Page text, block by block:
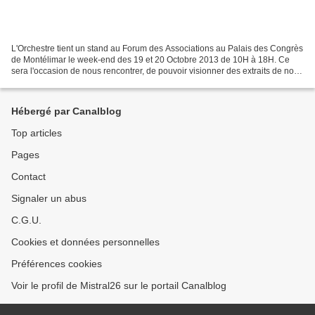
L'Orchestre tient un stand au Forum des Associations au Palais des Congrès
de Montélimar le week-end des 19 et 20 Octobre 2013 de 10H à 18H. Ce
sera l'occasion de nous rencontrer, de pouvoir visionner des extraits de notre
Hébergé par Canalblog
Top articles
Pages
Contact
Signaler un abus
C.G.U.
Cookies et données personnelles
Préférences cookies
Voir le profil de Mistral26 sur le portail Canalblog